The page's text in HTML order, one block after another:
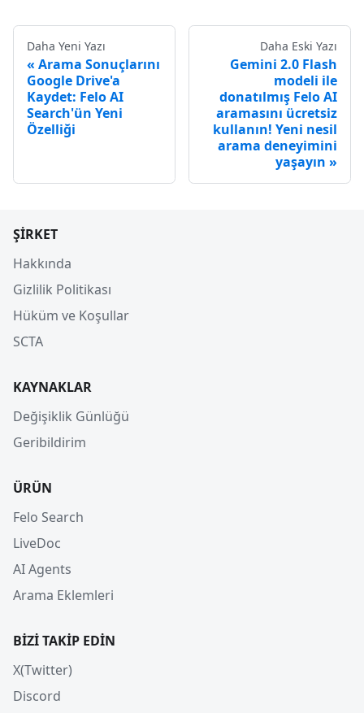
Daha Yeni Yazı
Arama Sonuçlarını
Google Drive'a
Kaydet: Felo AI
Search'ün Yeni
Özelliği
Daha Eski Yazı
Gemini 2.0 Flash
modeli ile
donatılmış Felo AI
aramasını ücretsiz
kullanın! Yeni nesil
arama deneyimini
yaşayın
ŞIRKET
Hakkında
Gizlilik Politikası
Hüküm ve Koşullar
SCTA
KAYNAKLAR
Değişiklik Günlüğü
Geribildirim
ÜRÜN
Felo Search
LiveDoc
AI Agents
Arama Eklemleri
BIZI TAKIP EDIN
X(Twitter)
Discord